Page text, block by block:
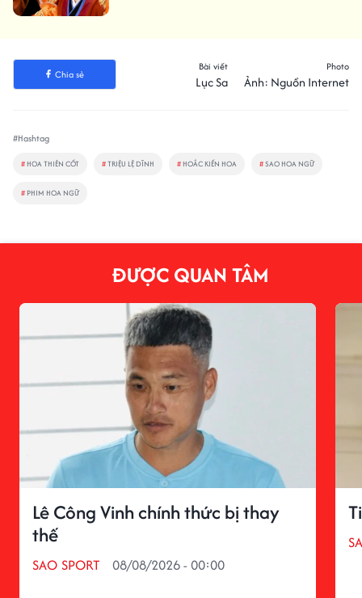
Chia sẻ
Bài viết
Lục Sa
Photo
Ảnh: Nguồn Internet
#Hashtag
# HOA THIÊN CỐT #TRIỆU LỆ DĨNH # HOẮC KIẾN HOA #SAO HOA NGỮ
# PHIM HOA NGỮ
ĐƯỢC QUAN TÂM
Lê Công Vinh chính thức bị thay
thế
SAO SPORT 08/08/2026 - 00:00